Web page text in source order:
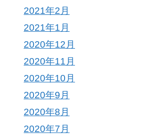
2021年2月
2021年1月
2020年12月
2020年11月
2020年10月
2020年9月
2020年8月
2020年7月